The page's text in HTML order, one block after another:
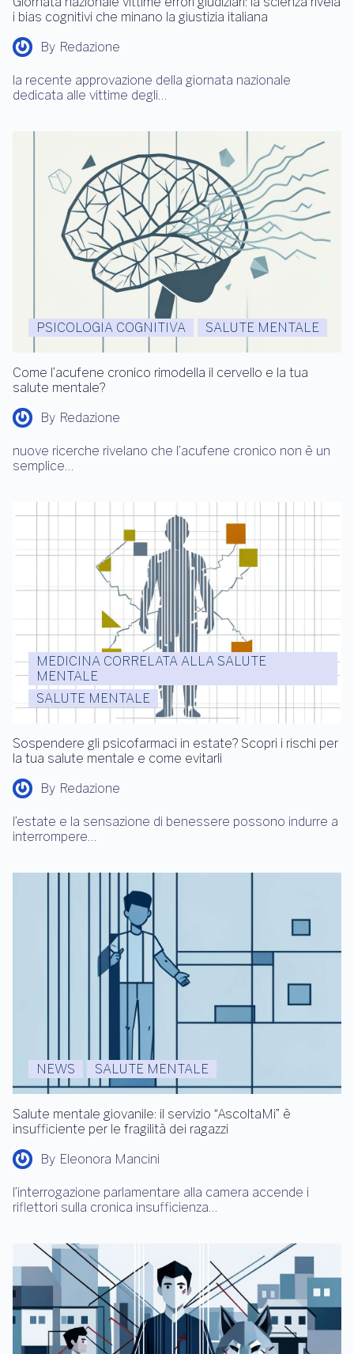
i bias cognitivi che minano la giustizia italiana
By Redazione
la recente approvazione della giornata nazionale
dedicata alle vittime degli…
PSICOLOGIA COGNITIVA SALUTE MENTALE
Come l’acufene cronico rimodella il cervello e la tua
salute mentale?
By Redazione
nuove ricerche rivelano che l’acufene cronico non è un
semplice…
MEDICINA CORRELATA ALLA SALUTE
MENTALE
SALUTE MENTALE
Sospendere gli psicofarmaci in estate? Scopri i rischi per
la tua salute mentale e come evitarli
By Redazione
l’estate e la sensazione di benessere possono indurre a
interrompere…
NEWS SALUTE MENTALE
Salute mentale giovanile: il servizio “AscoltaMi” è
insufficiente per le fragilità dei ragazzi
By Eleonora Mancini
l’interrogazione parlamentare alla camera accende i
riflettori sulla cronica insufficienza…